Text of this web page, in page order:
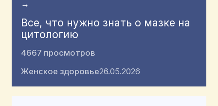
→
Все, что нужно знать о мазке на
цитологию
4667 просмотров
Женское здоровье26.05.2026